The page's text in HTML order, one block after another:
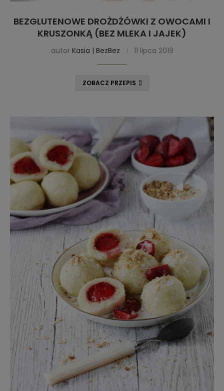
BEZGLUTENOWE DROŻDŻÓWKI Z OWOCAMI I
KRUSZONKĄ (BEZ MLEKA I JAJEK)
autor Kasia | BezBez 11 lipca 2019
ZOBACZ PRZEPIS